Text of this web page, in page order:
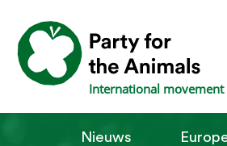
International movement
Nieuws